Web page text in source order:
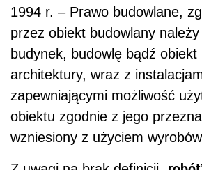
1994 r. – Prawo budowlane,
przez obiekt budowlany
budynek, budowlę bądź obiekt
architektury, wraz z
zapewniającymi możliwość
obiektu zgodnie z jego
wzniesiony z użyciem